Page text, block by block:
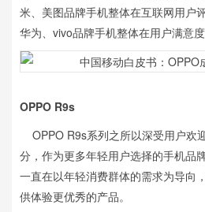
米、美图品牌手机整体在互联网用户
华为、vivo品牌手机整体在用户满意度
OPPO R9s
OPPO R9s系列之所以深受用户欢
分，作为更多年轻用户选择的手机品
一直在以年轻消费群体的需求为导向
供体验更优秀的产品。